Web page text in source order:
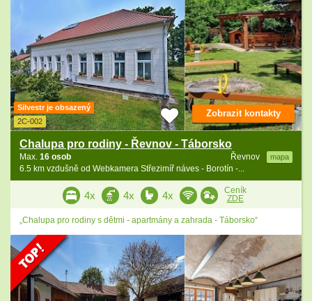
Silvestr je obsazený
2C-002
Chalupa pro rodiny - Řevnov - Táborsko
Řevnov mapa
Max. 16 osob
6.5 km vzdušně od Webkamera Střezimíř náves - Borotín -...
Zobrazit kontakty
4x 4x 4x
Ceník
ZDE
„Chalupa pro rodiny s dětmi - apartmány a zahrada - Táborsko“